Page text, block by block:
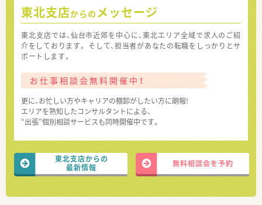
東北支店からの メッセージ
東北支店では、仙台市近郊を中心に、東北エリア全域で求人のご紹
介をしております。 そして、担当者があなたの転職をしっかりとサ
ポートします。
お仕事相談会無料開催中！
更に、お忙しい方やキャリアの棚卸がしたい方に朗報!
エリアを熟知したコンサルタントによる、
“出張”個別相談サービスも同時開催中です。
東北支店からの
最新情報
無料相談会を予約